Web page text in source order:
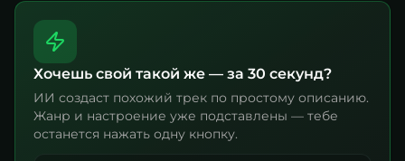
Хочешь свой такой же — за 30 секунд?
ИИ создаст похожий трек по простому описанию.
Жанр и настроение уже подставлены — тебе
останется нажать одну кнопку.